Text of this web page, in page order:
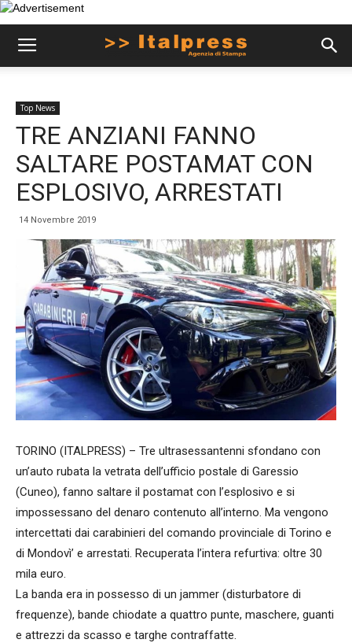
Top News
TRE ANZIANI FANNO
SALTARE POSTAMAT CON
ESPLOSIVO, ARRESTATI
14 Novembre 2019
TORINO (ITALPRESS) – Tre ultrasessantenni sfondano con
un’auto rubata la vetrata dell’ufficio postale di Garessio
(Cuneo), fanno saltare il postamat con l’esplosivo e si
impossessano del denaro contenuto all’interno. Ma vengono
intercettati dai carabinieri del comando provinciale di Torino e
di Mondovì’ e arrestati. Recuperata l’intera refurtiva: oltre 30
mila euro.
La banda era in possesso di un jammer (disturbatore di
frequenze), bande chiodate a quattro punte, maschere, guanti
e attrezzi da scasso e targhe contraffatte.